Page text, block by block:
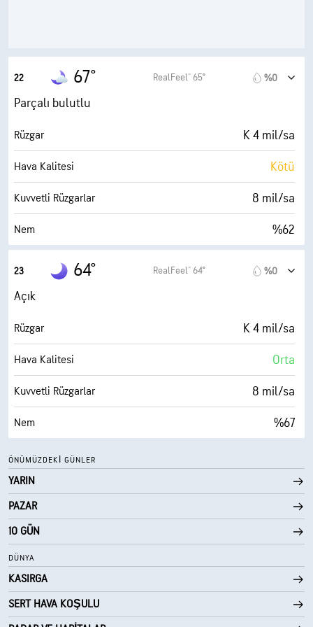
22 67° RealFeel® 65° %0
Parçalı bulutlu
Rüzgar K 4 mil/sa
Hava Kalitesi Kötü
Kuvvetli Rüzgarlar 8 mil/sa
Nem %62
Çiy Noktası
AccuLumen Brightness Index™
Bulutlarla Kaplı %35
Görüş Alanı 10 mil
Bulut Tavanı 30000 fit
23 64° RealFeel® 64° %0
Açık
Rüzgar K 4 mil/sa
Hava Kalitesi Orta
Kuvvetli Rüzgarlar 8 mil/sa
Nem %67
Çiy Noktası
AccuLumen Brightness Index™ 0 (Koyu)
Bulutlarla Kaplı %4
Görüş Alanı 10 mil
Bulut Tavanı 30000 fit
ÖNÜMÜZDEKI GÜNLER
YARIN
PAZAR
10 GÜN
DÜNYA
KASIRGA
SERT HAVA KOŞULU